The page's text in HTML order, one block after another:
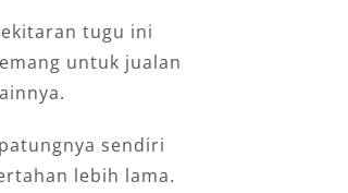
tugu ini
untuk jualan
sendiri
lebih lama.